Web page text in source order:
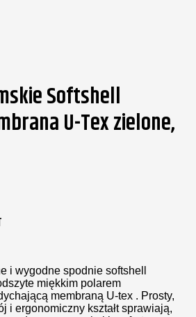
Softshell
U-Tex zielone,
i wygodne spodnie softshell
miękkim polarem
membraną U-tex. Prosty,
i ergonomiczny kształt sprawiają,